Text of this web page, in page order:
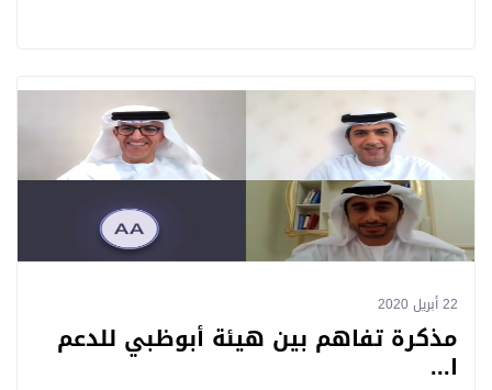
22 أبريل 2020
مذكرة تفاهم بين هيئة أبوظبي للدعم
ا...